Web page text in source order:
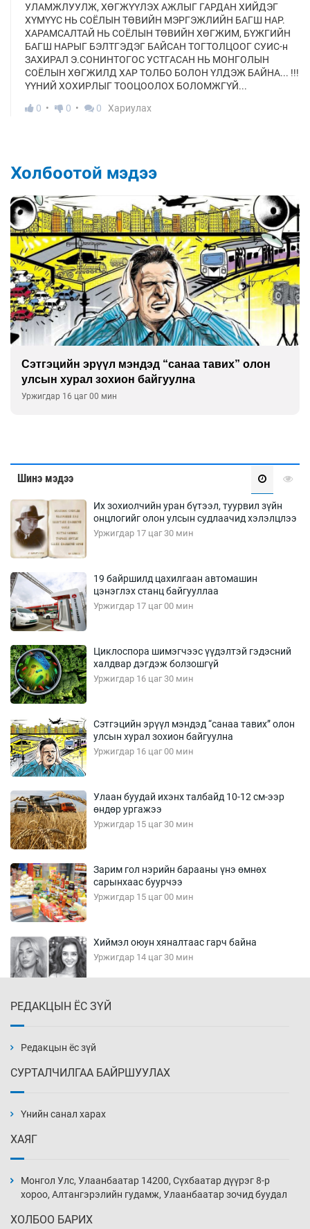
УЛАМЖЛУУЛЖ, ХӨГЖҮҮЛЭХ АЖЛЫГ ГАРДАН ХИЙДЭГ
ХҮМҮҮС НЬ СОЁЛЫН ТӨВИЙН МЭРГЭЖЛИЙН БАГШ НАР.
ХАРАМСАЛТАЙ НЬ СОЁЛЫН ТӨВИЙН ХӨГЖИМ, БҮЖГИЙН
БАГШ НАРЫГ БЭЛТГЭДЭГ БАЙСАН ТОГТОЛЦООГ СУИС-н
ЗАХИРАЛ Э.СОНИНТОГОС УСТГАСАН НЬ МОНГОЛЫН
СОЁЛЫН ХӨГЖИЛД ХАР ТОЛБО БОЛОН ҮЛДЭЖ БАЙНА... !!!
ҮҮНИЙ ХОХИРЛЫГ ТООЦООЛОХ БОЛОМЖГҮЙ...
0
0 0 Хариулах
Холбоотой мэдээ
Сэтгэцийн эрүүл мэндэд “санаа тавих” олон
улсын хурал зохион байгуулна
Уржигдар 16 цаг 00 мин
Шинэ мэдээ
Их зохиолчийн уран бүтээл, туурвил зүйн
онцлогийг олон улсын судлаачид хэлэлцлээ
Уржигдар 17 цаг 30 мин
19 байршилд цахилгаан автомашин
цэнэглэх станц байгууллаа
Уржигдар 17 цаг 00 мин
Циклоспора шимэгчээс үүдэлтэй гэдэсний
халдвар дэгдэж болзошгүй
Уржигдар 16 цаг 30 мин
Сэтгэцийн эрүүл мэндэд “санаа тавих” олон
улсын хурал зохион байгуулна
Уржигдар 16 цаг 00 мин
Улаан буудай ихэнх талбайд 10-12 см-ээр
өндөр ургажээ
Уржигдар 15 цаг 30 мин
Зарим гол нэрийн барааны үнэ өмнөх
сарынхаас буурчээ
Уржигдар 15 цаг 00 мин
Хиймэл оюун хяналтаас гарч байна
Уржигдар 14 цаг 30 мин
Уржигдар 14 цаг 00 мин
нэмэгджээ
Уржигдар 13 цаг 30 мин
РЕДАКЦЫН ЁС ЗҮЙ
Редакцын ёс зүй
СУРТАЛЧИЛГАА БАЙРШУУЛАХ
Үнийн санал харах
ХАЯГ
Монгол Улс, Улаанбаатар 14200, Сүхбаатар дүүрэг 8-р
хороо, Алтангэрэлийн гудамж, Улаанбаатар зочид буудал
ХОЛБОО БАРИХ